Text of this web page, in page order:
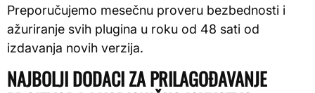
Preporučujemo mesečnu proveru bezbednosti i
ažuriranje svih plugina u roku od 48 sati od
izdavanja novih verzija.
NAJBOLJI DODACI ZA PRILAGOĐAVANJE